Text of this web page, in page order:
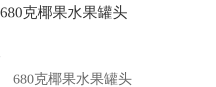
680克椰果水果罐头
680克椰果水果罐头